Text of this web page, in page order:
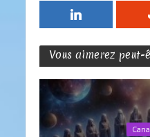
Vous aimerez peut-